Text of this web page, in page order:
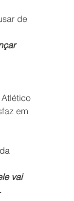
de
em
vai